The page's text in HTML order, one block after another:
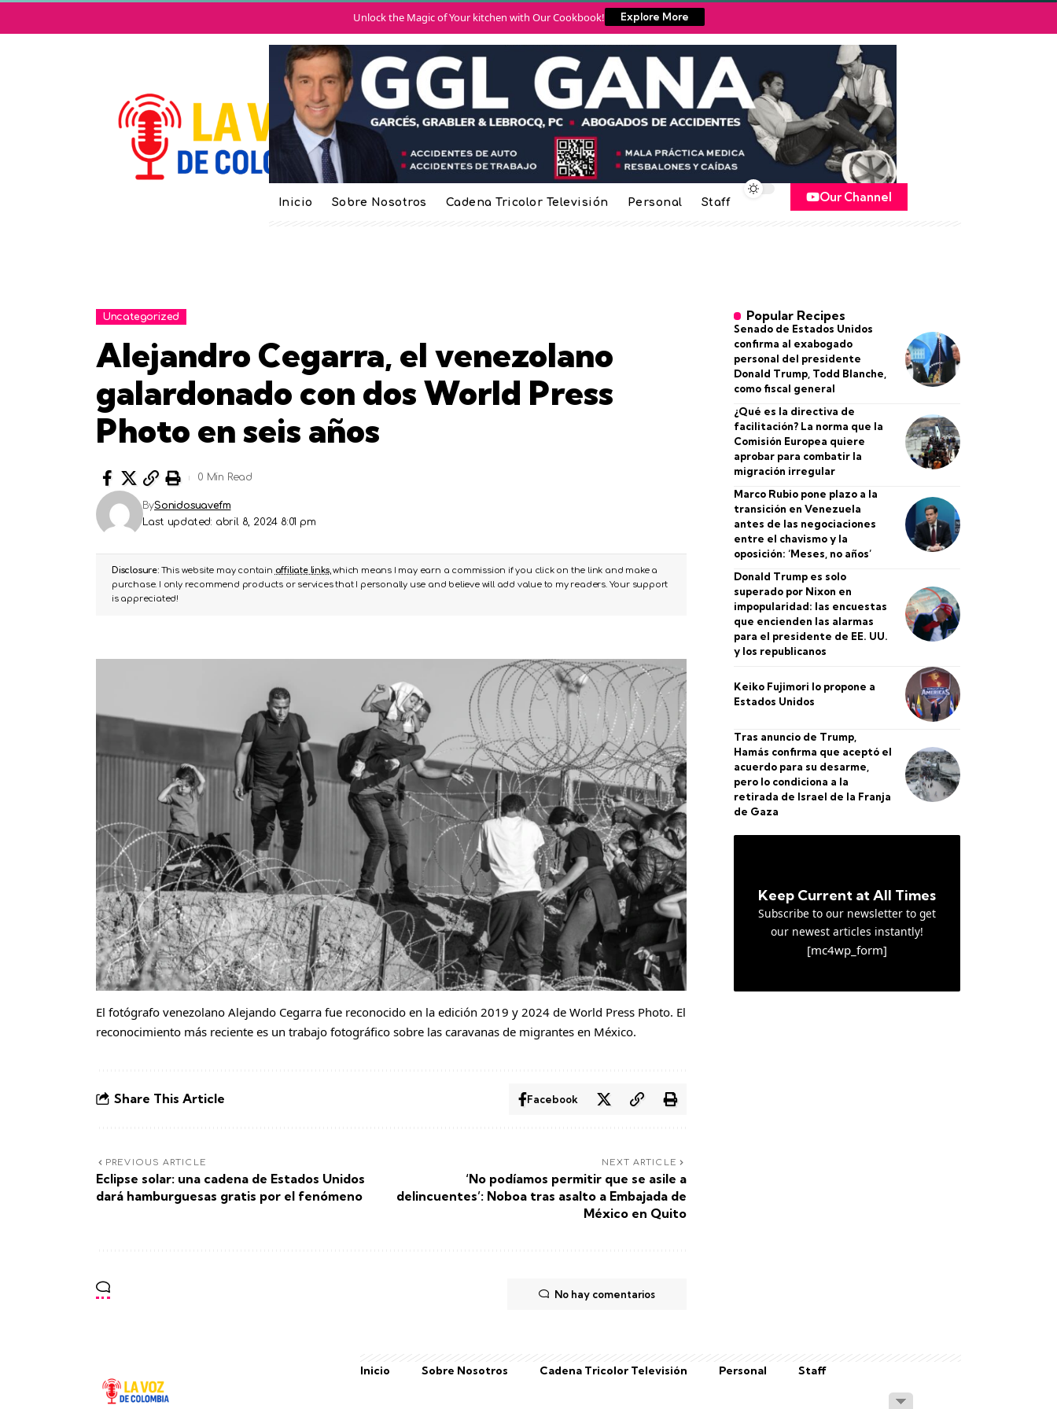
Unlock the Magic of Your kitchen with Our Cookbook! Explore More
Inicio Sobre Nosotros Cadena Tricolor Televisión Personal Staff Our Channel
Uncategorized
Alejandro Cegarra, el venezolano
galardonado con dos World Press
Photo en seis años
Last updated: abril 8, 2024 8:01 pm
BySonidosuavefm
0 Min Read
Disclosure:This website may contain affiliate links, which means I may earn a commission if you click on the link and make a
purchase. I only recommend products or services that I personally use and believe will add value to my readers. Your support
is appreciated!
El fotógrafo venezolano Alejando Cegarra fue reconocido en la edición 2019 y 2024 de World Press Photo. El
reconocimiento más reciente es un trabajo fotográfico sobre las caravanas de migrantes en México.
Share This Article Facebook
PREVIOUS ARTICLE
Eclipse solar: una cadena de Estados Unidos
dará hamburguesas gratis por el fenómeno
NEXT ARTICLE
‘No podíamos permitir que se asile a
delincuentes’: Noboa tras asalto a Embajada de
México en Quito
No hay comentarios
Popular Recipes
Senado de Estados Unidos
confirma al exabogado
personal del presidente
Donald Trump, Todd Blanche,
como fiscal general
¿Qué es la directiva de
facilitación? La norma que la
Comisión Europea quiere
aprobar para combatir la
migración irregular
Marco Rubio pone plazo a la
transición en Venezuela
antes de las negociaciones
entre el chavismo y la
oposición: ‘Meses, no años’
Donald Trump es solo
superado por Nixon en
impopularidad: las encuestas
que encienden las alarmas
para el presidente de EE. UU.
y los republicanos
Keiko Fujimori lo propone a
Estados Unidos
Tras anuncio de Trump,
Hamás confirma que aceptó el
acuerdo para su desarme,
pero lo condiciona a la
retirada de Israel de la Franja
de Gaza
Keep Current at All Times
Subscribe to our newsletter to get
our newest articles instantly!
[mc4wp_form]
Inicio Sobre Nosotros Cadena Tricolor Televisión Personal Staff